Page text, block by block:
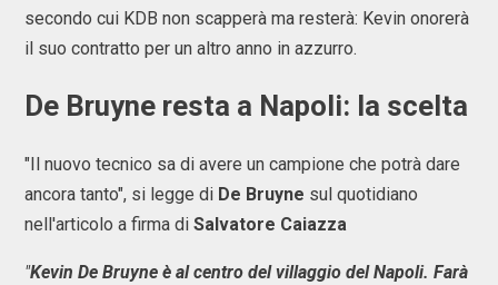
secondo cui KDB non scapperà ma resterà: Kevin onorerà
il suo contratto per un altro anno in azzurro.
De Bruyne resta a Napoli: la scelta
"Il nuovo tecnico sa di avere un campione che potrà dare
ancora tanto", si legge di De Bruyne sul quotidiano
nell'articolo a firma di Salvatore Caiazza
"Kevin De Bruyne è al centro del villaggio del Napoli. Farà